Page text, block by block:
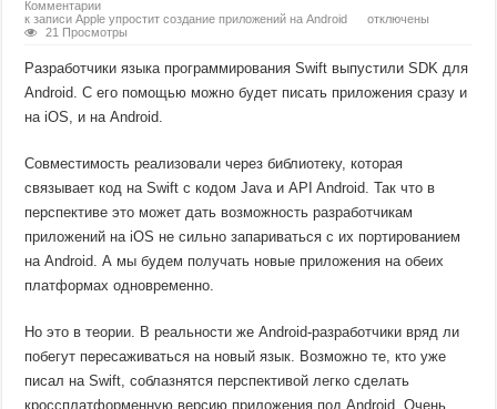
Комментарии
к записи Apple упростит создание приложений на Android
отключены
21 Просмотры
Разработчики языка программирования Swift выпустили SDK для
Android. С его помощью можно будет писать приложения сразу и
на iOS, и на Android.
Совместимость реализовали через библиотеку, которая
связывает код на Swift с кодом Java и API Android. Так что в
перспективе это может дать возможность разработчикам
приложений на iOS не сильно запариваться с их портированием
на Android. А мы будем получать новые приложения на обеих
платформах одновременно.
Но это в теории. В реальности же Android-разработчики вряд ли
побегут пересаживаться на новый язык. Возможно те, кто уже
писал на Swift, соблазнятся перспективой легко сделать
кроссплатформенную версию приложения под Android. Очень